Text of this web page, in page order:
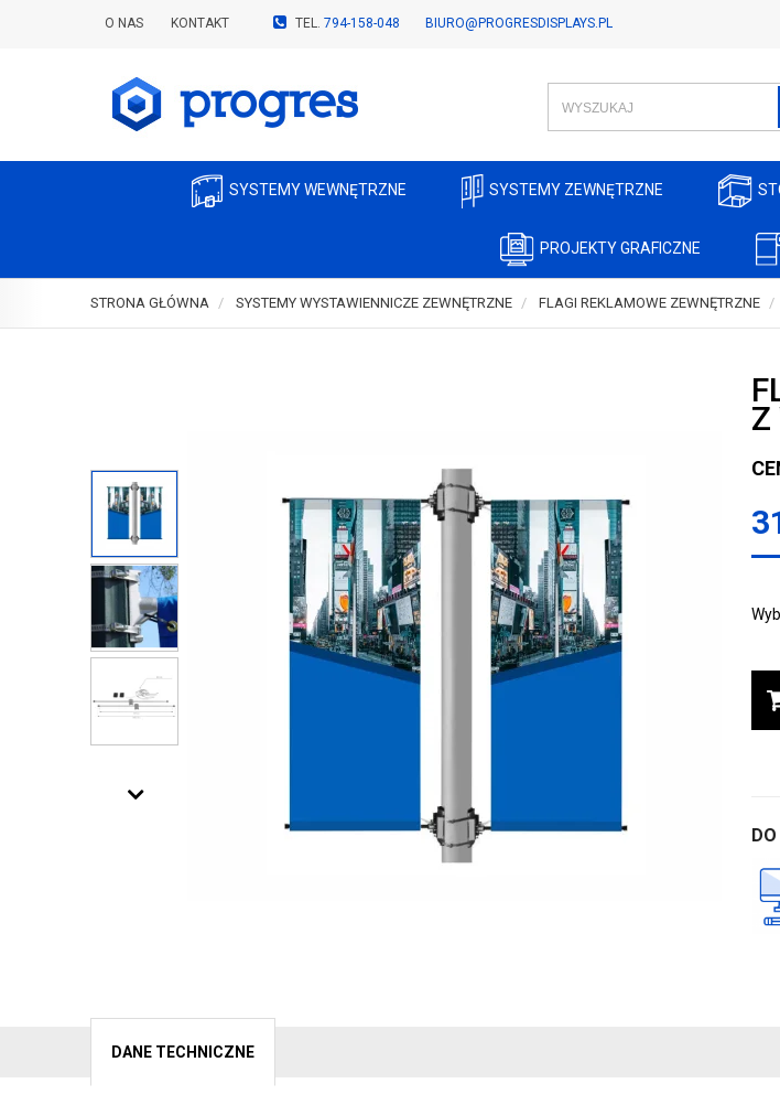
O NAS KONTAKT TEL. 794-158-048 BIURO@PROGRESDISPLAYS.PL
SYSTEMY WEWNĘTRZNE SYSTEMY ZEWNĘTRZNE
PROJEKTY GRAFICZNE
STRONA GŁÓWNA SYSTEMY WYSTAWIENNICZE ZEWNĘTRZNE FLAGI REKLAMOWE ZEWNĘTRZNE
Z
DANE TECHNICZNE